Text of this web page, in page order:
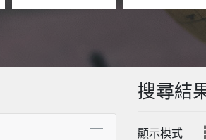
搜尋結
顯示模式